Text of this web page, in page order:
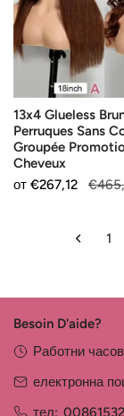
Perruques
Sans
Colle
Groupée
Promotionnel
Cheveux
13x4 Glueless
Perruques Sans
Groupée
Cheveux
Продажна
от €267,12
Редовна
1
Besoin D'aide?
Работни
електронна
тел: